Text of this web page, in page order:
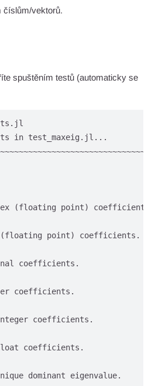
číslům/vektorů.
spuštěním testů (automaticky se
in test_maxeig.jl...
(floating point)
(floating point)
coefficients.
coefficients.
integer coefficients.
float coefficients.
unique dominant